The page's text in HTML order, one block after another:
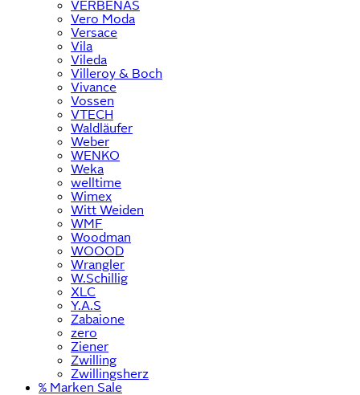
VERBENAS
Vero Moda
Versace
Vila
Vileda
Villeroy & Boch
Vivance
Vossen
VTECH
Waldläufer
Weber
WENKO
Weka
welltime
Wimex
Witt Weiden
WMF
Woodman
WOOOD
Wrangler
W.Schillig
XLC
Y.A.S
Zabaione
zero
Ziener
Zwilling
Zwillingsherz
% Marken Sale